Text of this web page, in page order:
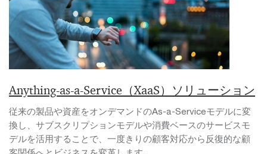
Anything-as-a-Service（XaaS）ソリューション
従来の製品や資産をオンデマンドのAs-a-Serviceモデルに変
換し、サブスクリプションモデルや消費ベースのサービスモ
デルを活用することで、一度きりの顧客対応から反復的な顧